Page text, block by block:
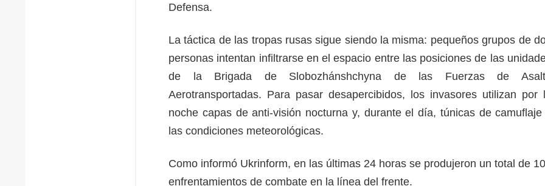
Defensa.
La táctica de las tropas rusas sigue siendo la misma: pequeños grupos de
personas intentan infiltrarse en el espacio entre las posiciones de las
de la Brigada de Slobozhánshchyna de las Fuerzas de
Aerotransportadas. Para pasar desapercibidos, los invasores utilizan por
noche capas de anti-visión nocturna y, durante el día, túnicas de camuflaje
las condiciones meteorológicas.
Como informó Ukrinform, en las últimas 24 horas se produjeron un total de
enfrentamientos de combate en la línea del frente.